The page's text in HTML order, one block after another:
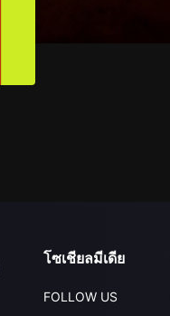
โซเชียลมีเดีย
FOLLOW US